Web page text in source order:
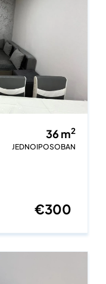
36 m2
JEDNOIPOSOBAN
€300